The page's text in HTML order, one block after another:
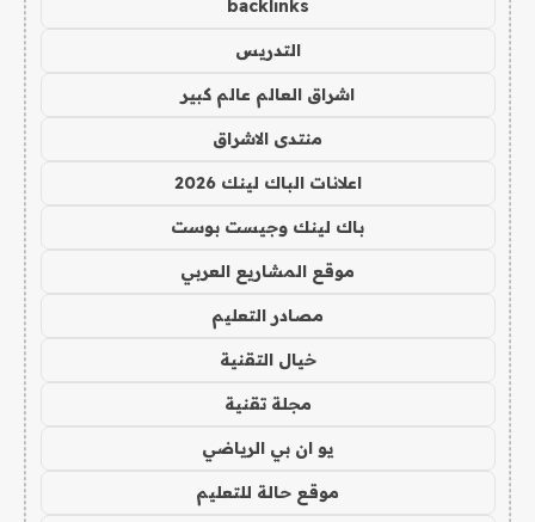
backlinks
التدريس
اشراق العالم عالم كبير
منتدى الاشراق
اعلانات الباك لينك 2026
باك لينك وجيست بوست
موقع المشاريع العربي
مصادر التعليم
خيال التقنية
مجلة تقنية
يو ان بي الرياضي
موقع حالة للتعليم